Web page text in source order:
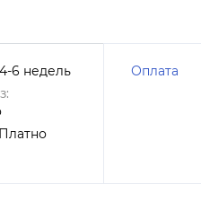
4-6 недель
Платно
Оплата